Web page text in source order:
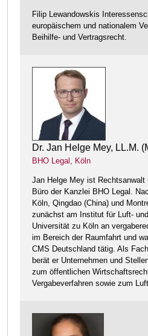
Filip Lewandowskis
europäischem und nationalem
Beihilfe- und Vertragsrecht.
Dr. Jan Helge Mey, LL.M.
BHO Legal, Köln
Jan Helge Mey ist Rechtsanwalt
Büro der Kanzlei BHO Legal.
Köln, Qingdao (China) und
zunächst am Institut für Luft-
Universität zu Köln an
im Bereich der Raumfahrt und
CMS Deutschland tätig. Als
berät er Unternehmen und
zum öffentlichen
Vergabeverfahren sowie zum